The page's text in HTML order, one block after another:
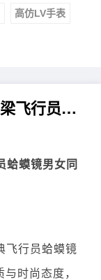
高仿LV手表
VERSACE范思哲新款金属单梁飞行员蛤蟆镜男女同款时尚潮流太阳镜
蛤蟆镜男女同
飞行员蛤蟆镜
时尚态度，